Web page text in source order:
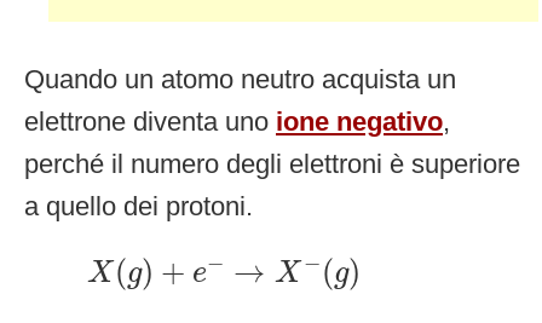
Quando un atomo neutro acquista un
elettrone diventa uno ione negativo,
perché il numero degli elettroni è superiore
a quello dei protoni.
X(g) + e− → X −(g)
X (g )+ − −(g )